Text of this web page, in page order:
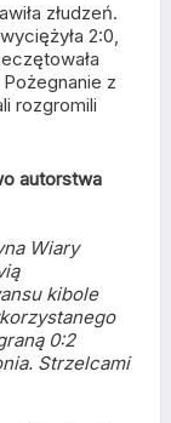
złudzeń.
2:0,
z
rozgromili
autorstwa
Wiary
kibole
0:2
Strzelcami